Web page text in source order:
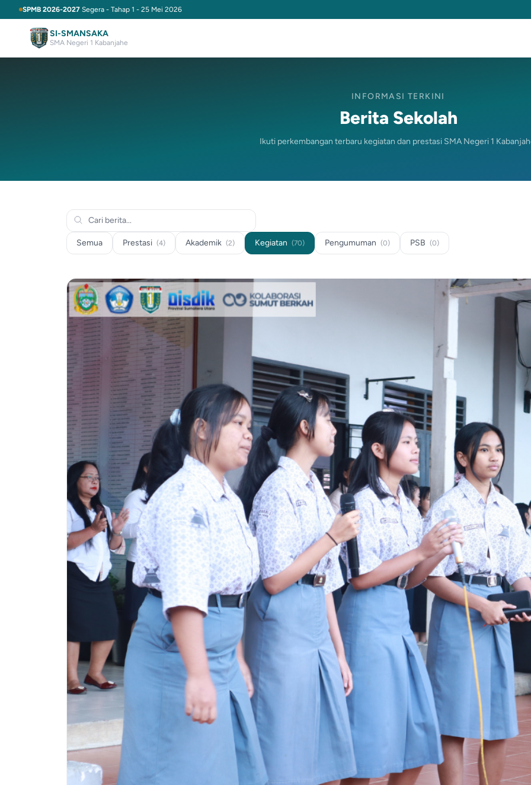
SPMB 2026-2027 Segera - Tahap 1 - 25 Mei 2026
SI-SMANSAKA
SMA Negeri 1 Kabanjahe
INFORMASI TERKINI
Berita Sekolah
Ikuti perkembangan terbaru kegiatan dan prestasi SMA Negeri 1
Semua Prestasi (4) Akademik (2) Kegiatan (70) Pengumuman (0) PSB (0)